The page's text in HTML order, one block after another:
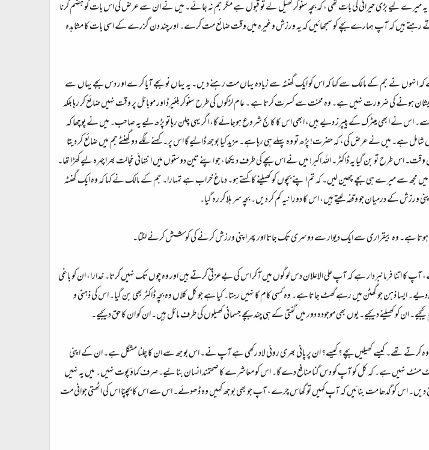
یہ میرے لیے بڑی حیرانی کی بات تھی ، کہ بچہ سنوکر کھیل لے تو قبول ہے مگر جم نہ جائے۔ میں نے ان سے عرض کی اس بات کو ہضم کرنا
ہیں کہ آپ ہمارے بچے کو سمجھائیں کہ یہ ورزش وغیرہ میں وقت ضائع مت کرے۔ اور چند دن گزرے کے اسی بات کا مشاہدہ
انہوں نے جم کے مالک سے کہا کہ اس کو ایک گھنٹہ سے زیادہ یہاں مت رہنے دیں۔ یہ یہاں نو بجے آیا کرے اور دس بجے یہاں سے
کی ضرورت نہیں ہے۔ وہ محنت سے کسرت کرتا ہے ۔ عام لڑکوں کی طرح سنوکر بلئیرڈ اور موبائل پر وقت نہیں ضائع کر رہا بلکہ
اس نے ابھی میٹرک کے پیپرز دیے ہیں، ابھی اس کا کالج شروع ہوجائے گا، اگر یہی چلن رہا تو پڑھ لیے یہ صاحب۔ میں نے پوچھا کہ
شامل ہے۔ میں نے عرض کی، کہ حضرت! پڑھ تو وہ پہلے ہی رہا ہے۔ مزید کیا بوجھ ڈالیے گا اس پر۔ کہنے لگے دو گھنٹے جم میں ضائع کر دیتا
طرح تو بن گیا یہ ڈاکٹر۔ اللہ اکبر! میں نے اس بچے کی طرف دیکھا، جو اپنے تین دوستوں میں انتہائی خجالت بھرا چہرہ لیے کھڑا تھا۔
مجھ سے میرے ہی بچے چھین لیں۔ کہ تم اپنے بچوں کو کھیلنے کا کہتے ہو۔ دماغ خراب ہے تمہارا۔ جم کے مالک نے کہا کہ وہ ایک گھنٹہ
کے درمیان جو وقفہ لیتے ہیں، اس کا دورانیہ کم کر دیں۔ بچہ سر ہلا کر رہ گیا۔
رہا ہوتا ہے۔ وہ بیقراری سے ایک دیوار سے دوسری تک جاتا اور پھر اپنی ورزش کرنے کی کوشش کرنے لگتا۔
آپ کا اتنا فرمانبردار ہے کہ آپ علی الاعلان دس لوگوں میں آکر اس کی بےعزتی کرتے ہیں اور وہ چوں تک نہیں کرتا۔ خدارا، ان کو باغی
ایسا ذہن جو گھٹن میں رہے گھٹ جاتا ہے۔ وہ کسی کام کا نہیں رہتا۔ کیا ہے جو کل کلاں وہ بچہ ڈاکٹر بھی بن گیا۔ اس کی ذہنی و
ان کو کھیلنے دیجیے۔ یوں بھی موجودہ دور میں گنتی کے ہی چند بچے جسمانی کھیلوں کی طرف مائل ہیں۔ ان کو ان کا حق دیجیے۔
وہ کرتے تھے۔ کیسے کھیلیں بچے؟ کیسے؟ ان پر پانی بھری روئی لاد رکھی ہے آپ نے۔ اس بوجھ سے ان کا چلنا مشکل ہے۔ ان کے اپنی
نہیں ہے۔ کہ کل کو آپ کو دس گنا منافع دے گا۔ اس کو معاشرے کا صحتمند انسان بنائیے۔صرف کماؤ پوت نہیں۔ میں یہ نہیں
کا حق دیں۔ اس کو گدھا مت بنائیں کہ آپ کہیں تو گھاس چرے، آپ جو بھی بوجھ کہیں وہ ڈھوئے۔ اس سے اس کا بچپنا اس کی اٹھتی جوانی مت